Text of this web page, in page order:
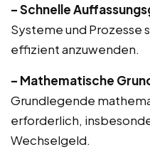
– Schnelle
Systeme und Prozesse
effizient anzuwenden.
– Mathematische
Grundlegende
erforderlich,
Wechselgeld.